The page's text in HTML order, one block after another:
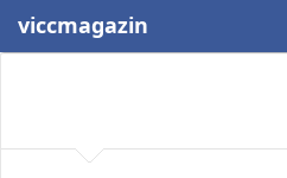
viccmagazin